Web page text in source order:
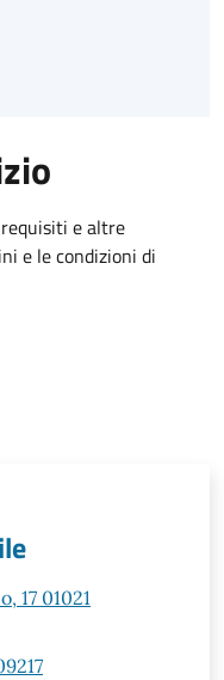
e altre
e le condizioni di
17 01021